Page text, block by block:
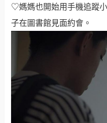
♡媽媽也開始用手機追蹤
子在圖書館見面約會。